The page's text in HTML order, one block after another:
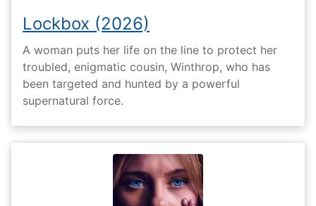
Lockbox (2026)
A woman puts her life on the line to protect her
troubled, enigmatic cousin, Winthrop, who has
been targeted and hunted by a powerful
supernatural force.